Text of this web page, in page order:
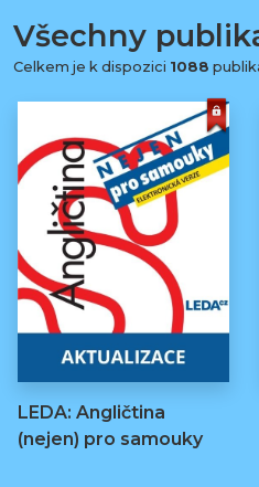
Všechny
Celkem je k dispozici 1088
LEDA: Angličtina
(nejen) pro samouky